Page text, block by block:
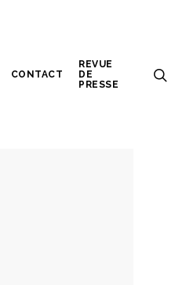
CONTACT
REVUE
DE
PRESSE